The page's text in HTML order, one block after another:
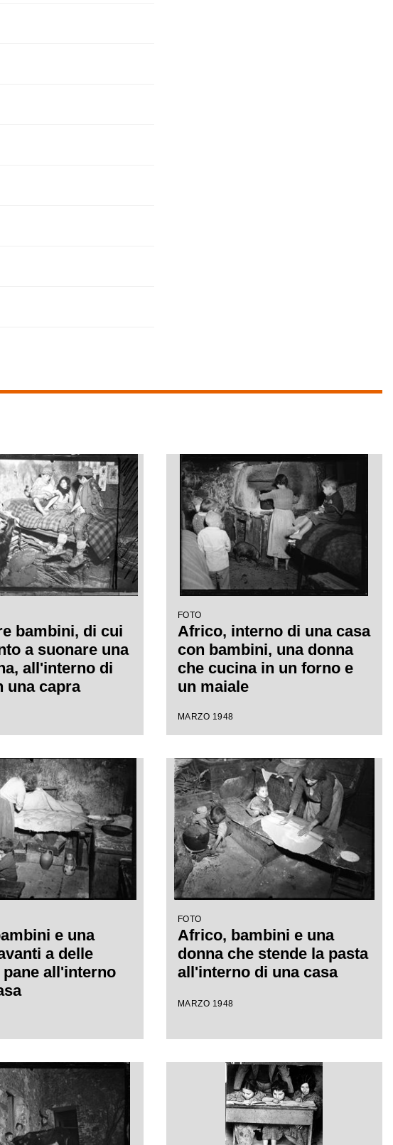
bambini, di cui
a suonare una
all'interno di
una capra
FOTO
Africo, interno di una casa
con bambini, una donna
che cucina in un forno e
un maiale
MARZO 1948
e una
a delle
all'interno
FOTO
Africo, bambini e una
donna che stende la pasta
all'interno di una casa
MARZO 1948